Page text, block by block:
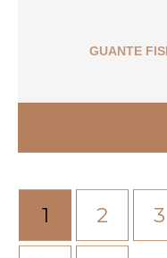
GUANTE
1 2 3